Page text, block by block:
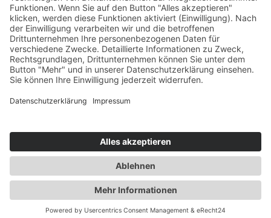
Jetzt anmelden und10 EUR Gutscheinsichern!
Abmeldung jederzeit möglich.
Anmelden
Es gilt unsereDatenschutzerklärung
Verkauf nur an Unternehmer,
Gewerbetreibende, Freiberufler und
öffentliche Institutionen. Kein Verkauf an